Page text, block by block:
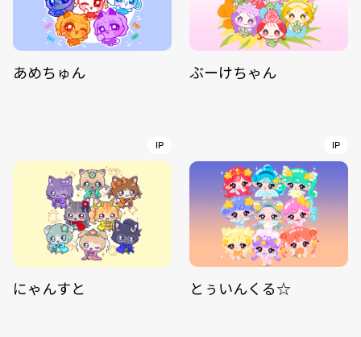
あめちゅん ぶーけちゃん
IP
にゃんすと
IP
とぅいんくる☆